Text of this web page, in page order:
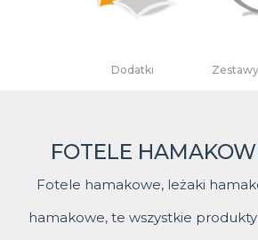
Dodatki
FOTELE
Fotele hamakowe, leżaki
hamakowe, te wszystkie